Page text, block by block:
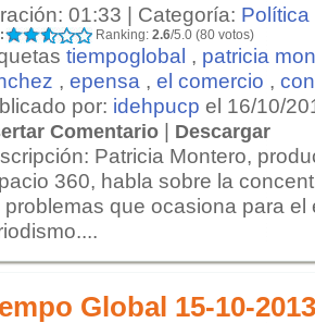
01:33 | Categoría: Política
Ranking: 2.6/5.0 (80 votos)
tiempoglobal , patricia
, epensa , el comercio ,
por: idehpucp el 16/10/
Comentario | Descargar
Patricia Montero,
360, habla sobre la
problemas que ocasiona para el
Global 15-10-2013